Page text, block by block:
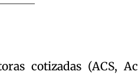
cotizadas (ACS,